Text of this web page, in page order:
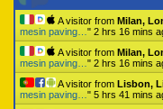
A visitor from Milan,
mesin paving… " 2 hrs 16 mins
A visitor from Milan,
mesin paving… " 2 hrs 16 mins
A visitor from Lisbon,
mesin paving… " 5 hrs 41 mins